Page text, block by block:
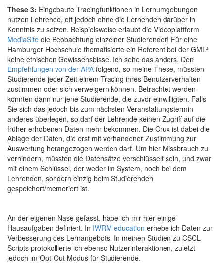
These 3: Eingebaute Tracingfunktionen in Lernumgebungen
nutzen Lehrende, oft jedoch ohne die Lernenden darüber in
Kenntnis zu setzen. Beispielsweise erlaubt die Videoplattform
MediaSite die Beobachtung einzelner Studierender! Für eine
Hamburger Hochschule thematisierte ein Referent bei der GML²
keine ethischen Gewissensbisse. Ich sehe das anders. Den
Empfehlungen von der APA folgend, so meine These, müssten
Studierende jeder Zeit einem Tracing ihres Benutzerverhalten
zustimmen oder sich verweigern können. Betrachtet werden
könnten dann nur jene Studierende, die zuvor einwilligten. Falls
Sie sich das jedoch bis zum nächsten Veranstaltungstermin
anderes überlegen, so darf der Lehrende keinen Zugriff auf die
früher erhobenen Daten mehr bekommen. Die Crux ist dabei die
Ablage der Daten, die erst mit vorhandener Zustimmung zur
Auswertung herangezogen werden darf. Um hier Missbrauch zu
verhindern, müssten die Datensätze verschlüsselt sein, und zwar
mit einem Schlüssel, der weder im System, noch bei dem
Lehrenden, sondern einzig beim Studierenden
gespeichert/memoriert ist.
An der eigenen Nase gefasst, habe ich mir hier einige
Hausaufgaben definiert. In IWRM education erhebe ich Daten zur
Verbesserung des Lernangebots. In meinen Studien zu CSCL-
Scripts protokollierte ich ebenso Nutzerinteraktionen, zuletzt
jedoch im Opt-Out Modus für Studierende.